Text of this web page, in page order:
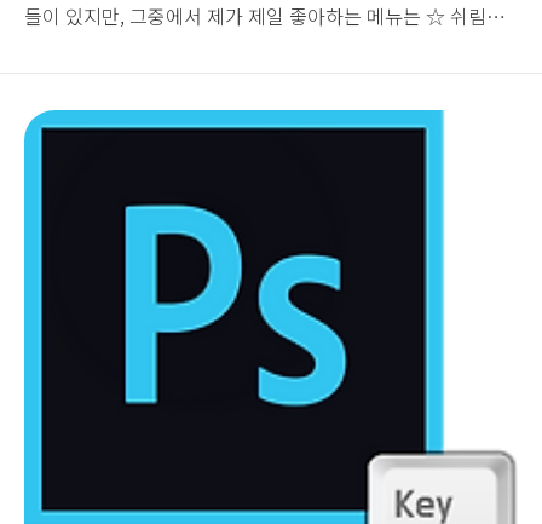
들이 있지만, 그중에서 제가 제일 좋아하는 메뉴는 ☆ 쉬림프
니다. ☆ 쉬림프 에그마요 ☆ 첫 번째는 이름부터 맛있는 쉬림
프 에그마요! 저는 쉬림프 샌드위치 - 허니오트 빵 - 에그마요
뇨 빼고 조합을 서브웨이에서 가장 좋아합니다. 고소한 에그마
요에 톡톡 씹히는 새우가 아주 맛있어요 (+아보카도 좋아하시
는 분들은 아보카도를 추가해도 계란이랑 잘 어울..